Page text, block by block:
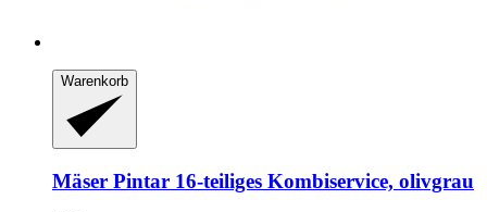
Warenkorb
Mäser Pintar 16-​teiliges Kombiservice, olivgrau